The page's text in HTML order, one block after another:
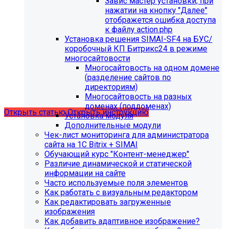
будет ограничена поддержка продуктов на
PHP версии ниже 8.2.Рекомендуемая версия PHP - 8.4
будет ограничена поддержка продуктов на
MySql версии ниже 8.0.0.Рекомендуемая версия MySql
Открыть статьюОткрыть инструкцию
Мы подготовили чек-лист администратора сайта:
нажатии на кнопку "Далее"
отображется ошибка доступа
к файлу action.php
Установка решения SIMAI-SF4 на БУС/
коробочный КП Битрикс24 в режиме
многосайтовости
Многосайтовость на одном домене
(разделение сайтов по
директориям)
Многосайтовость на разных
доменах (поддоменах)
Установка модуля
Дополнительные модули
Чек-лист мониторинга для администратора
сайта на 1С Bitrix + SIMAI
Обучающий курс "Контент-менеджер"
Различие динамической и статической
информации на сайте
Часто используемые поля элементов
Как работать с визуальным редактором
Как редактировать загруженные
изображения
Как добавить адаптивное изображение?